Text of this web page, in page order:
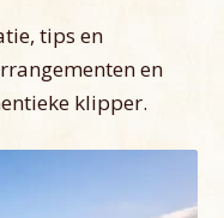
tips en
en
klipper.